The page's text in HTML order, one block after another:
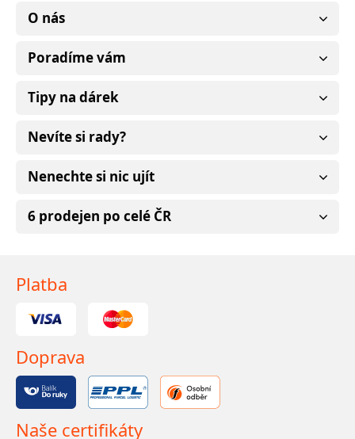
O nás
Poradíme vám
Tipy na dárek
Nevíte si rady?
Nenechte si nic ujít
6 prodejen po celé ČR
Platba
Doprava
Naše certifikáty